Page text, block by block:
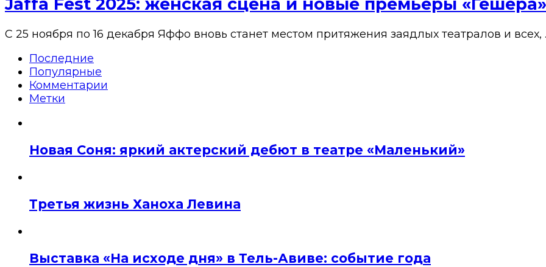
С 25 ноября по 16 декабря Яффо вновь станет местом притяжения заядлых театралов и всех,
Последние
Популярные
Комментарии
Метки
Новая Соня: яркий актерский дебют в театре «Маленький»
Третья жизнь Ханоха Левина
Выставка «На исходе дня» в Тель-Авиве: событие года